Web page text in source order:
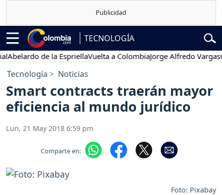
TECNOLOGÍA
de la EspriellaVuelta a ColombiaJorge Alfredo Vargas
Tecnología Noticias
Smart contracts traerán mayor
eficiencia al mundo jurídico
Lun, 21 May 2018 6:59 pm
Comparte en:
Foto: Pixabay